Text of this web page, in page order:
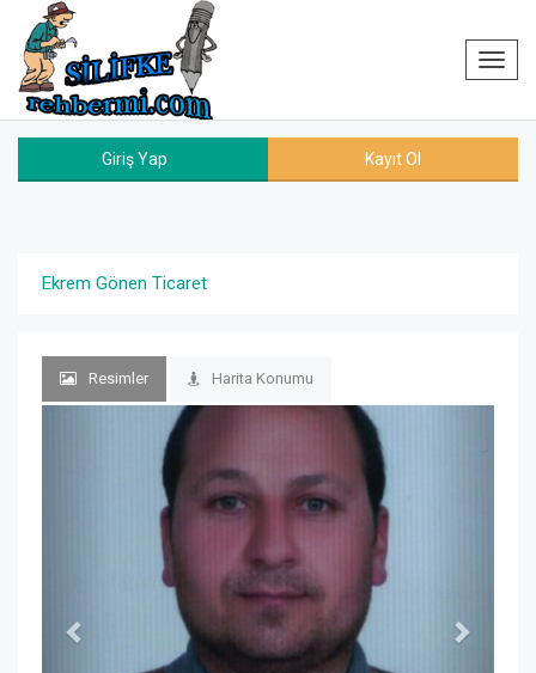
Giriş Yap Kayıt Ol
Ekrem Gönen Ticaret
Resimler Harita Konumu